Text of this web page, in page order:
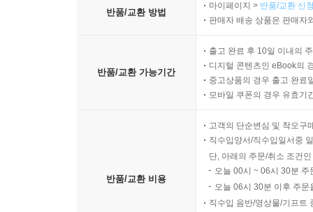
반품/교환 방법
마이페이지 > 반품/교환 신
판매자 배송 상품은 판매자
반품/교환 가능기간
출고 완료 후 10일 이내의
디지털 콘텐츠인 eBook의
중고상품의 경우 출고 완료
모바일 쿠폰의 경우 유효기
반품/교환 비용
고객의 단순변심 및 착오구
직수입양서/직수입일서중
단, 아래의 주문/취소 조건
오늘 00시 ~ 06시 30분
오늘 06시 30분 이후 주
직수입 음반/영상물/기프트